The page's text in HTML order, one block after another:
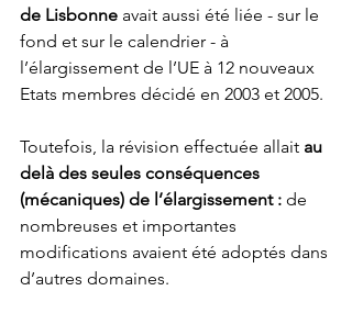
de Lisbonne avait aussi été liée - sur le
fond et sur le calendrier - à
l’élargissement de l’UE à 12 nouveaux
Etats membres décidé en 2003 et 2005.
Toutefois, la révision effectuée allait au
delà des seules conséquences
(mécaniques) de l’élargissement : de
nombreuses et importantes
modifications avaient été adoptés dans
d’autres domaines.